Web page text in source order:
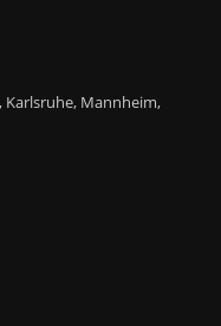
Karlsruhe, Mannheim,